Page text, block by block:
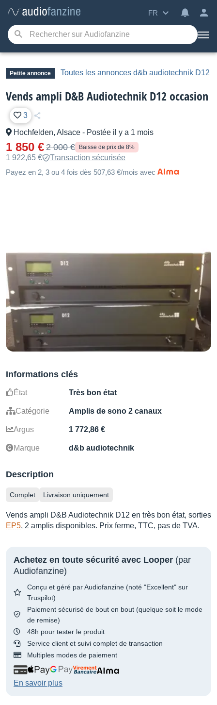
FR
Petite annonce Toutes les annonces d&b audiotechnik D12
Vends ampli D&B Audiotechnik D12 occasion
3
Hochfelden, Alsace - Postée il y a 1 mois
1 850 € 2 000 € Baisse de prix de 8%
1 922,65 €
Transaction sécurisée
Payez en 2, 3 ou 4 fois dès 507,63 €/mois avec
Informations clés
État Très bon état
Catégorie Amplis de sono 2 canaux
Argus 1 772,86 €
Marque d&b audiotechnik
Description
Complet Livraison uniquement
Vends ampli D&B Audiotechnik D12 en très bon état, sorties
EP5, 2 amplis disponibles. Prix ferme, TTC, pas de TVA.
Achetez en toute sécurité avec Looper (par
Audiofanzine)
Conçu et géré par Audiofanzine (noté "Excellent" sur
Truspilot)
Paiement sécurisé de bout en bout (quelque soit le mode
de remise)
48h pour tester le produit
Service client et suivi complet de transaction
Multiples modes de paiement
En savoir plus